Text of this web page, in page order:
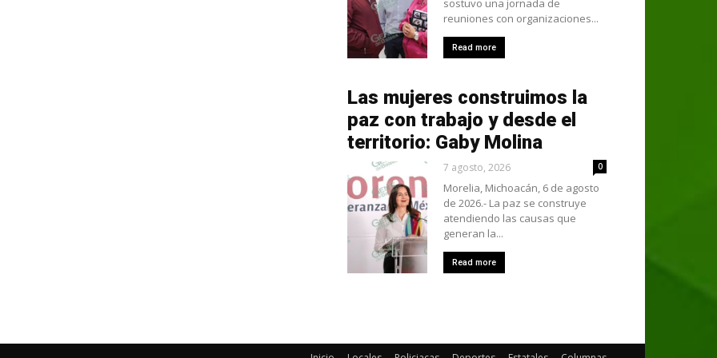
sostuvo una jornada de
reuniones con organizaciones...
Read more
Las mujeres construimos la
paz con trabajo y desde el
territorio: Gaby Molina
7 agosto, 2026 0
Morelia, Michoacán, 6 de agosto
de 2026.- La paz se construye
atendiendo las causas que
generan la...
Read more